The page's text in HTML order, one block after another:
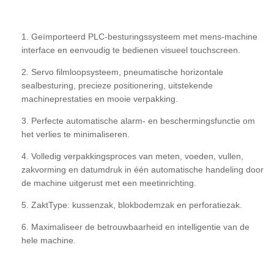
1. Geïmporteerd PLC-besturingssysteem met mens-machine
interface en eenvoudig te bedienen visueel touchscreen.
2. Servo filmloopsysteem, pneumatische horizontale
sealbesturing, precieze positionering, uitstekende
machineprestaties en mooie verpakking.
3. Perfecte automatische alarm- en beschermingsfunctie om
het verlies te minimaliseren.
4. Volledig verpakkingsproces van meten, voeden, vullen,
zakvorming en datumdruk in één automatische handeling door
de machine uitgerust met een meetinrichting.
5. ZaktType: kussenzak, blokbodemzak en perforatiezak.
6. Maximaliseer de betrouwbaarheid en intelligentie van de
hele machine.